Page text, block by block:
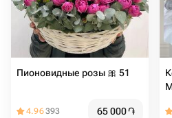
Пионовидные розы ️🎀 51
4.96393 65 000֏